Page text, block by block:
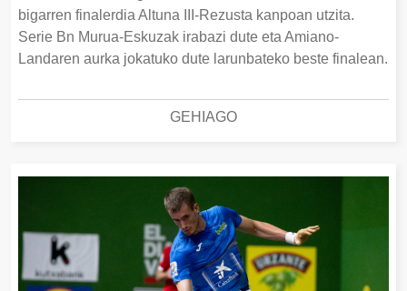
bigarren finalerdia Altuna III-Rezusta kanpoan utzita.
Serie Bn Murua-Eskuzak irabazi dute eta Amiano-
Landaren aurka jokatuko dute larunbateko beste finalean.
GEHIAGO